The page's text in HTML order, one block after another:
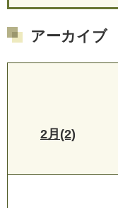
アーカイブ
2月(2)